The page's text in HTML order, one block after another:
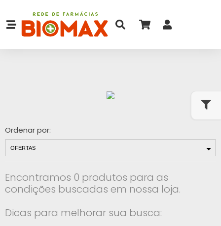
Ordenar por:
Encontramos 0 produtos para as
condições buscadas em nossa loja.
Dicas para melhorar sua busca: